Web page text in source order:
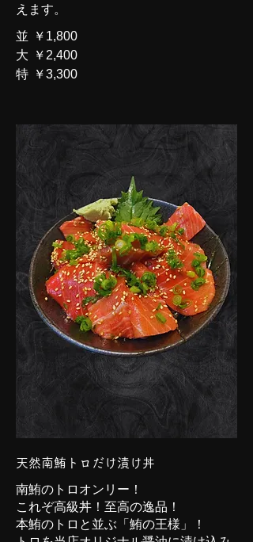
えます。
並
￥1,800
大
￥2,400
特 ￥3,300
天然南鮪トロだけ漬け丼
南鮪のトロオンリー！
これぞ高級丼！至高の逸品！
本鮪のトロと並ぶ「鮪の王様」！